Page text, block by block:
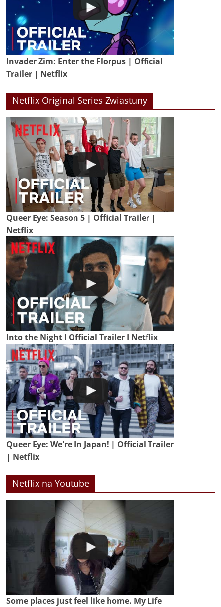
Invader Zim: Enter the Florpus | Official
Trailer | Netflix
Netflix Original Series Zwiastuny
Queer Eye: Season 5 | Official Trailer |
Netflix
Into the Night I Official Trailer I Netflix
Queer Eye: We're In Japan! | Official Trailer
| Netflix
Netflix na Youtube
Some places just feel like home. My Life